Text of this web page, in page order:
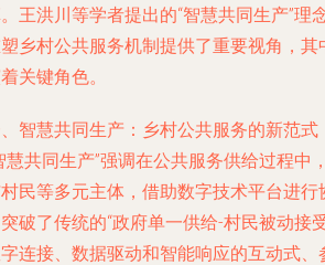
王洪川等学者提出的“智慧共同生产”理
乡村公共服务机制提供了重要视角，
关键角色。
智慧共同生产：乡村公共服务的新范式
慧共同生产”强调在公共服务供给过程中
民等多元主体，借助数字技术平台进
破了传统的“政府单一供给-村民被动接
连接、数据驱动和智能响应的互动式